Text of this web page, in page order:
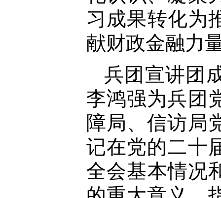
习成果转化为
献财政金融力
兵团宣讲团
李鸿强为兵团
障局、信访局
记在党的二十
全会基本情况